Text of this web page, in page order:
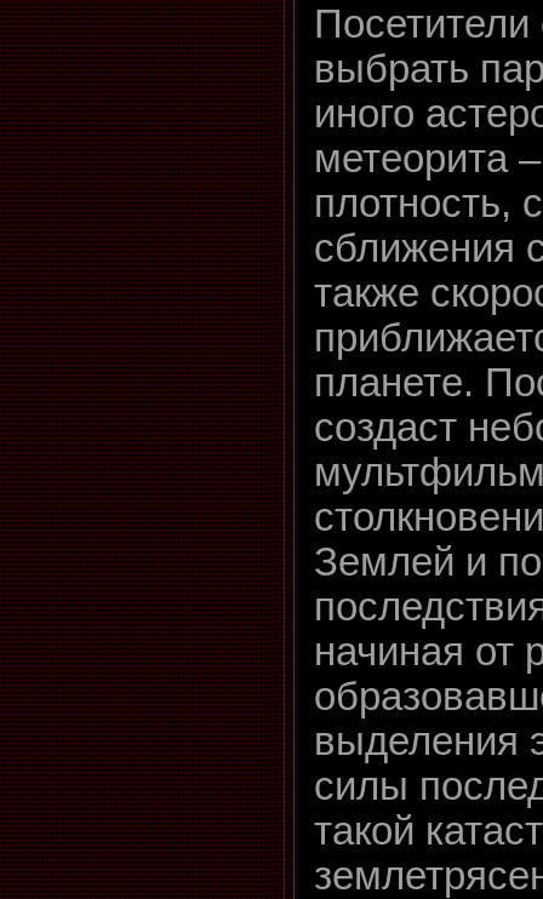
выбрать
иного
метеорита
плотность,
сближения
также
планете.
создаст
Землей и
начиная от
выделения
силы
такой